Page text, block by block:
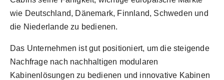
wie Deutschland, Dänemark, Finnland, Schweden und
die Niederlande zu bedienen.
Das Unternehmen ist gut positioniert, um die steigende
Nachfrage nach nachhaltigen modularen
Kabinenlösungen zu bedienen und innovative Kabinen